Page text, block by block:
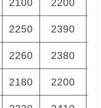
2100 2200
2250 2390
2260 2380
2180 2200